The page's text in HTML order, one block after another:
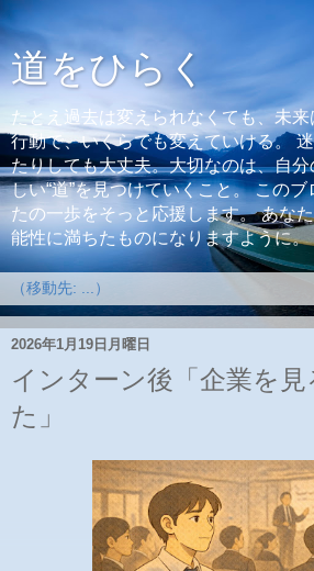
道をひらく
たとえ過去は変えられなくても、未
行動で、いくらでも変えていける。
たりしても大丈夫。大切なのは、自
しい“道”を見つけていくこと。 この
たの一歩をそっと応援します。 あな
能性に満ちたものになりますように。
2026年1月19日月曜日
インターン後「企業を見
た」